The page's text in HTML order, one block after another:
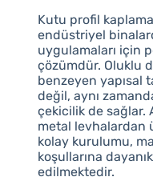
Kutu profil
endüstriyel
uygulamaları için
çözümdür. Oluklu
benzeyen yapısal
değil, aynı
çekicilik de sağlar.
metal levhalardan
kolay kurulumu,
koşullarına
edilmektedir.